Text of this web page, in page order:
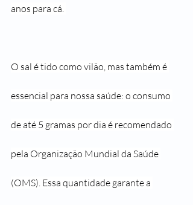
anos para cá.
O sal é tido como vilão, mas também é
essencial para nossa saúde: o consumo
de até 5 gramas por dia é recomendado
pela Organização Mundial da Saúde
(OMS). Essa quantidade garante a